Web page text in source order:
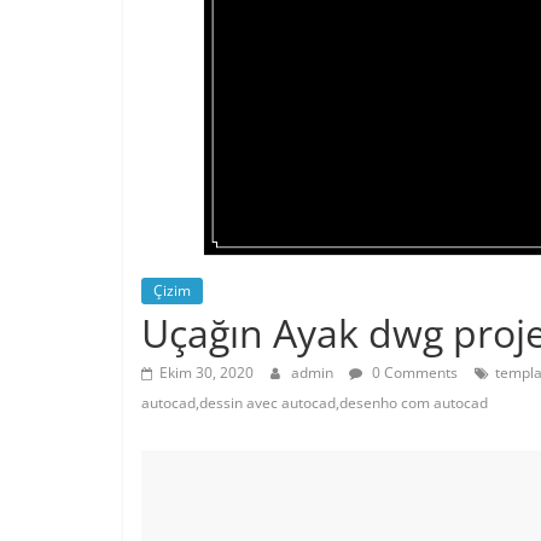
Çizim
Uçağın Ayak dwg
Ekim 30, 2020 admin 0 Comments
autocad,dessin avec autocad,desenho com autocad